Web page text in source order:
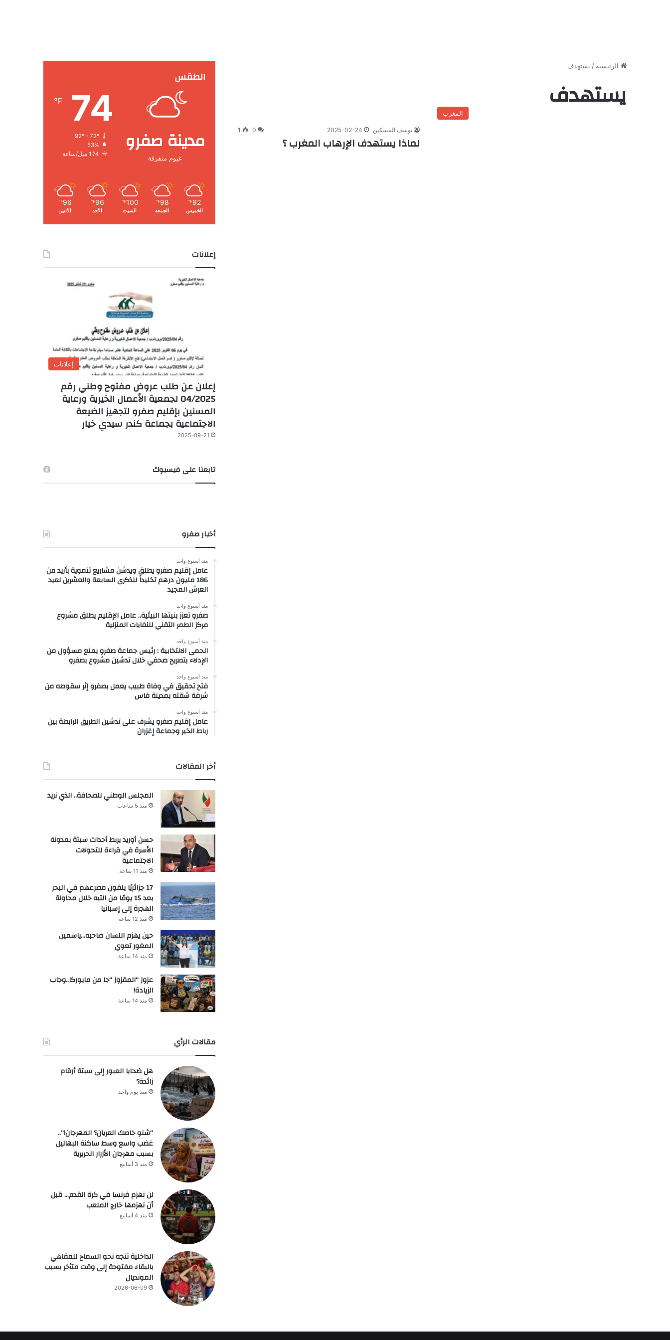
الرئيسية / يستهدف
يستهدف المغرب
يوسف المسكين 2025-02-24
0
1
لماذا يستهدف الإرهاب المغرب ؟
الطقس
مدينة صفرو
غيوم متفرقة
74
℉
92º - 72º
53%
1.74 ميل/ساعة
92
℉
الخميس
98
℉
الجمعة
100
℉
السبت
96
℉
الأحد
96
℉
الأثنين
إعلانات
إعلانات
إعلان عن طلب عروض مفتوح وطني رقم
04/2025 لجمعية الأعمال الخيرية ورعاية
المسنين بإقليم صفرو لتجهيز الضيعة
الاجتماعية بجماعة كندر سيدي خيار
2025-09-21
تابعنا على فيسبوك
أخبار صفرو
منذ أسبوع واحد
عامل إقليم صفرو يطلق ويدشن مشاريع تنموية بأزيد من
186 مليون درهم تخليداً للذكرى السابعة والعشرين لعيد
العرش المجيد
منذ أسبوع واحد
صفرو تعزز بنيتها البيئية.. عامل الإقليم يطلق مشروع
مركز الطمر التقني للنفايات المنزلية
منذ أسبوع واحد
الحمى الانتخابية : رئيس جماعة صفرو يمنع مسؤول من
الإدلاء بتصريح صحفي خلال تدشين مشروع بصفرو
منذ أسبوع واحد
فتح تحقيق في وفاة طبيب يعمل بصفرو إثر سقوطه من
شرفة شقته بمدينة فاس
منذ أسبوع واحد
عامل إقليم صفرو يشرف على تدشين الطريق الرابطة بين
رباط الخير وجماعة إغزران
أخر المقالات
المجلس الوطني للصحافة.. الذي نريد
منذ 5 ساعات
حسن أوريد يربط أحداث سبتة بمدونة
الأسرة في قراءة للتحولات
الاجتماعية
منذ 11 ساعة
17 جزائريًا يلقون مصرعهم في البحر
بعد 15 يومًا من التيه خلال محاولة
الهجرة إلى إسبانيا
منذ 12 ساعة
حين يهزم اللسان صاحبه…ياسمين
المغور تعوي
منذ 14 ساعة
عزوز “المقزوز “جا من مايوركا..وجاب
الزيادة!
منذ 14 ساعة
مقالات الرأي
هل ضحايا العبور إلى سبتة أرقام
زائدة؟
منذ يوم واحد
“شنو خاصك العريان؟ المهرجان!”..
غضب واسع وسط ساكنة البهاليل
بسبب مهرجان الأزرار الحريرية
منذ 3 أسابيع
لن نهزم فرنسا في كرة القدم… قبل
أن نهزمها خارج الملعب
منذ 4 أسابيع
الداخلية تتجه نحو السماح للمقاهي
بالبقاء مفتوحة إلى وقت متأخر بسبب
المونديال
2026-06-09